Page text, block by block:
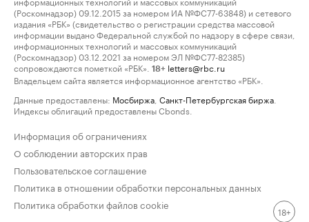
(Роскомнадзор) 09.12.2015 за номером ИА №ФС77-63848) и сетевого
издания «РБК» (свидетельство о регистрации средства массовой
информации выдано Федеральной службой по надзору в сфере связи,
информационных технологий и массовых коммуникаций
(Роскомнадзор) 03.12.2021 за номером ЭЛ №ФС77-82385)
сопровождаются пометкой «РБК».
18+ letters@rbc.ru
Владельцем сайта является информационное агентство «РБК».
Данные предоставлены: Мосбиржа Санкт-Петербургская биржа
Индексы облигаций предоставлены Cbonds.
Информация об ограничениях
О соблюдении авторских прав
Пользовательское соглашение
Политика в отношении обработки персональных данных
Политика обработки файлов cookie
18+